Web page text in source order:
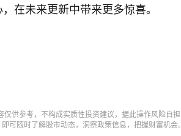
在未来更新中带来更多惊喜。
供参考，不构成实质性投资建议，据此操作风险自担
可随时了解股市动态，洞察政策信息，把握财富机会。